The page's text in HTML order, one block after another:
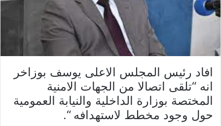
افاد رئيس المجلس الاعلى يوسف بوزاخر
انه “تلقى اتصالا من الجهات الامنية
المختصة بوزارة الداخلية والنيابة العمومية
حول وجود مخطط لاستهدافه “.